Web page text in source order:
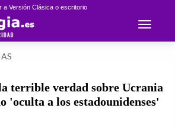
a Versión Clásica o escritorio
Toggle
terrible verdad sobre Ucrania
'oculta a los estadounidenses'